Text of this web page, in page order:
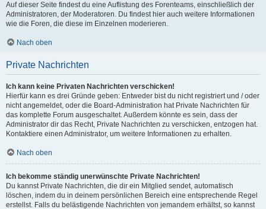
Auf dieser Seite findest du eine Auflistung des Forenteams, einschließlich der
Administratoren, der Moderatoren. Du findest hier auch weitere Informationen
wie die Foren, die diese im Einzelnen moderieren.
Nach oben
Private Nachrichten
Ich kann keine Privaten Nachrichten verschicken!
Hierfür kann es drei Gründe geben: Entweder bist du nicht registriert und / oder
nicht angemeldet, oder die Board-Administration hat Private Nachrichten für
das komplette Forum ausgeschaltet. Außerdem könnte es sein, dass der
Administrator dir das Recht, Private Nachrichten zu verschicken, entzogen hat.
Kontaktiere einen Administrator, um weitere Informationen zu erhalten.
Nach oben
Ich bekomme ständig unerwünschte Private Nachrichten!
Du kannst Private Nachrichten, die dir ein Mitglied sendet, automatisch
löschen, indem du in deinem persönlichen Bereich eine entsprechende Regel
erstellst. Falls du belästigende Nachrichten von jemandem erhältst, so kannst